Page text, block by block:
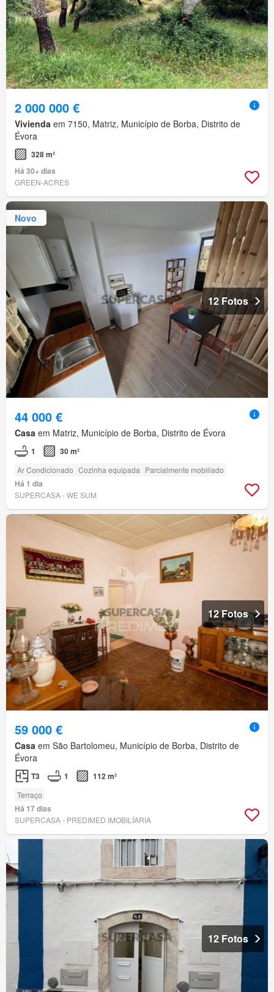
2 000 000 €
Vivienda em 7150, Matriz, Município de Borba, Distrito de
Évora
328 m²
Há 30+ dias
GREEN-ACRES
Novo
12 Fotos
44 000 €
Casa em Matriz, Município de Borba, Distrito de Évora
1 30 m²
Ar Condicionado Cozinha equipada Parcialmente mobiliado
Há 1 dia
SUPERCASA - WE SUM
12 Fotos
59 000 €
Casa em São Bartolomeu, Município de Borba, Distrito de
Évora
T3 1 112 m²
Terraço
Há 17 dias
SUPERCASA - PREDIMED IMOBILÍARIA
12 Fotos